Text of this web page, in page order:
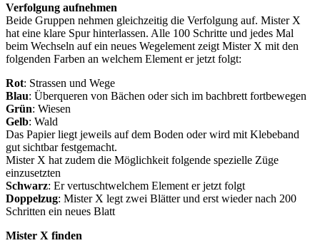
Verfolgung aufnehmen
Beide Gruppen nehmen gleichzeitig die Verfolgung auf. Mister X
hat eine klare Spur hinterlassen. Alle 100 Schritte und jedes Mal
beim Wechseln auf ein neues Wegelement zeigt Mister X mit den
folgenden Farben an welchem Element er jetzt folgt:
Rot: Strassen und Wege
Blau: Überqueren von Bächen oder sich im bachbrett fortbewegen
Grün: Wiesen
Gelb: Wald
Das Papier liegt jeweils auf dem Boden oder wird mit Klebeband
gut sichtbar festgemacht.
Mister X hat zudem die Möglichkeit folgende spezielle Züge
Schwarz: Er vertuschtwelchem Element er jetzt folgt
Doppelzug: Mister X legt zwei Blätter und erst wieder nach 200
Schritten ein neues Blatt
Mister X finden